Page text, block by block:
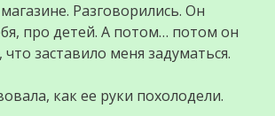
Разговорились. Он
про детей. А потом… потом он
что заставило меня задуматься.
как ее руки похолодели.